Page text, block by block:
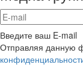
Введите ваш E-mail
Отправляя данную